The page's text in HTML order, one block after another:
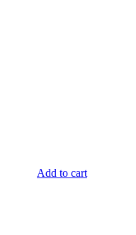
Add to cart